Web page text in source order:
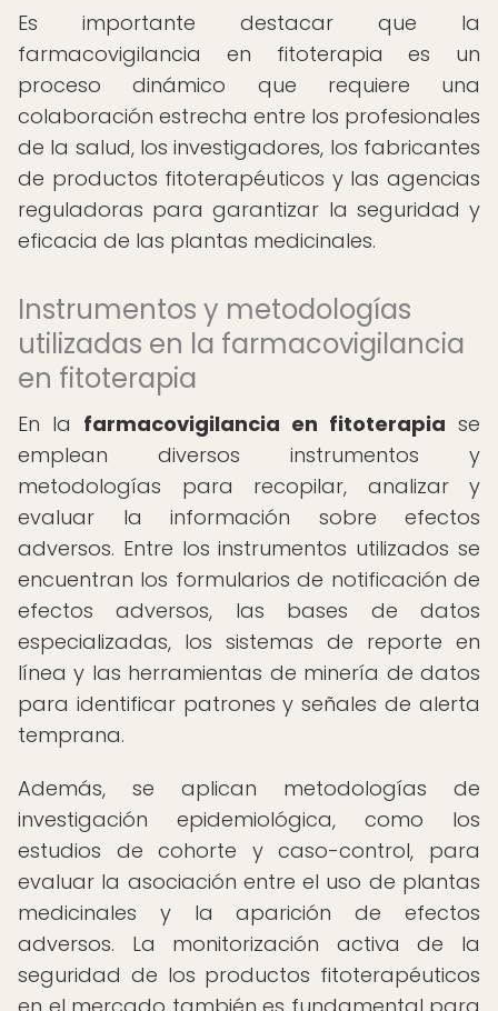
Es importante destacar que la
farmacovigilancia en fitoterapia es un
proceso dinámico que requiere una
colaboración estrecha entre los profesionales
de la salud, los investigadores, los fabricantes
de productos fitoterapéuticos y las agencias
reguladoras para garantizar la seguridad y
eficacia de las plantas medicinales.
Instrumentos y metodologías
utilizadas en la farmacovigilancia
en fitoterapia
En la farmacovigilancia en fitoterapia se
emplean diversos instrumentos y
metodologías para recopilar, analizar y
evaluar la información sobre efectos
adversos. Entre los instrumentos utilizados se
encuentran los formularios de notificación de
efectos adversos, las bases de datos
especializadas, los sistemas de reporte en
línea y las herramientas de minería de datos
para identificar patrones y señales de alerta
temprana.
Además, se aplican metodologías de
investigación epidemiológica, como los
estudios de cohorte y caso-control, para
evaluar la asociación entre el uso de plantas
medicinales y la aparición de efectos
adversos. La monitorización activa de la
seguridad de los productos fitoterapéuticos